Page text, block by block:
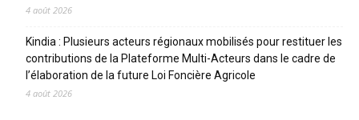
4 août 2026
Kindia : Plusieurs acteurs régionaux mobilisés pour restituer les
contributions de la Plateforme Multi-Acteurs dans le cadre de
l’élaboration de la future Loi Foncière Agricole
4 août 2026